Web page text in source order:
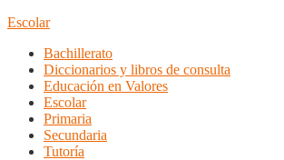
Escolar
Bachillerato
Diccionarios y libros de consulta
Educación en Valores
Escolar
Primaria
Secundaria
Tutoría